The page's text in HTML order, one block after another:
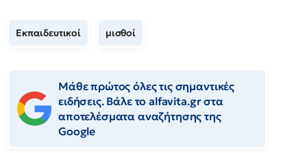
Εκπαιδευτικοί μισθοί
Μάθε πρώτος όλες τις σημαντικές
ειδήσεις. Βάλε το alfavita.gr στα
αποτελέσματα αναζήτησης της
Google